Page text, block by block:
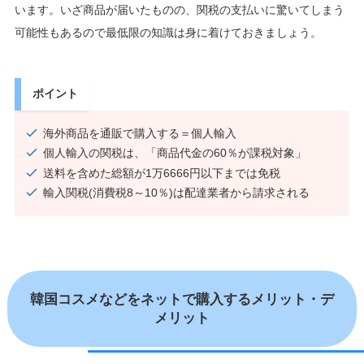
います。いざ商品が届いたものの、関税の支払いに驚いてしまう
可能性もあるので最低限の知識は身に着けておきましょう。
ポイント
海外商品を通販で購入する＝個人輸入
個人輸入の関税は、「商品代金の60％が課税対象」
送料を含めた総額が1万6666円以下までは免税
輸入関税(消費税8～10％)は配達業者から請求される
韓国コスメなどをネットで購入するメリット・デ
メリット